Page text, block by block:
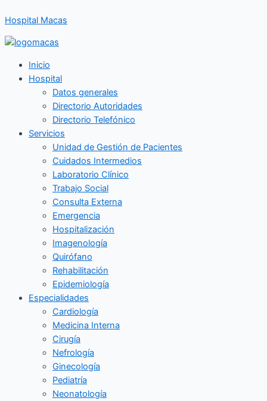
al
contenido
Hospital Macas
Inicio
Hospital
Datos generales
Directorio Autoridades
Directorio Telefónico
Servicios
Unidad de Gestión de Pacientes
Cuidados Intermedios
Laboratorio Clínico
Trabajo Social
Consulta Externa
Emergencia
Hospitalización
Imagenología
Quirófano
Rehabilitación
Epidemiología
Especialidades
Cardiología
Medicina Interna
Cirugía
Nefrología
Ginecología
Pediatría
Neonatología